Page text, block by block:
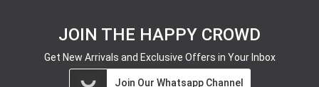
JOIN THE HAPPY CROWD
Get New Arrivals and Exclusive Offers in Your Inbox
Join Our Whatsapp Channel